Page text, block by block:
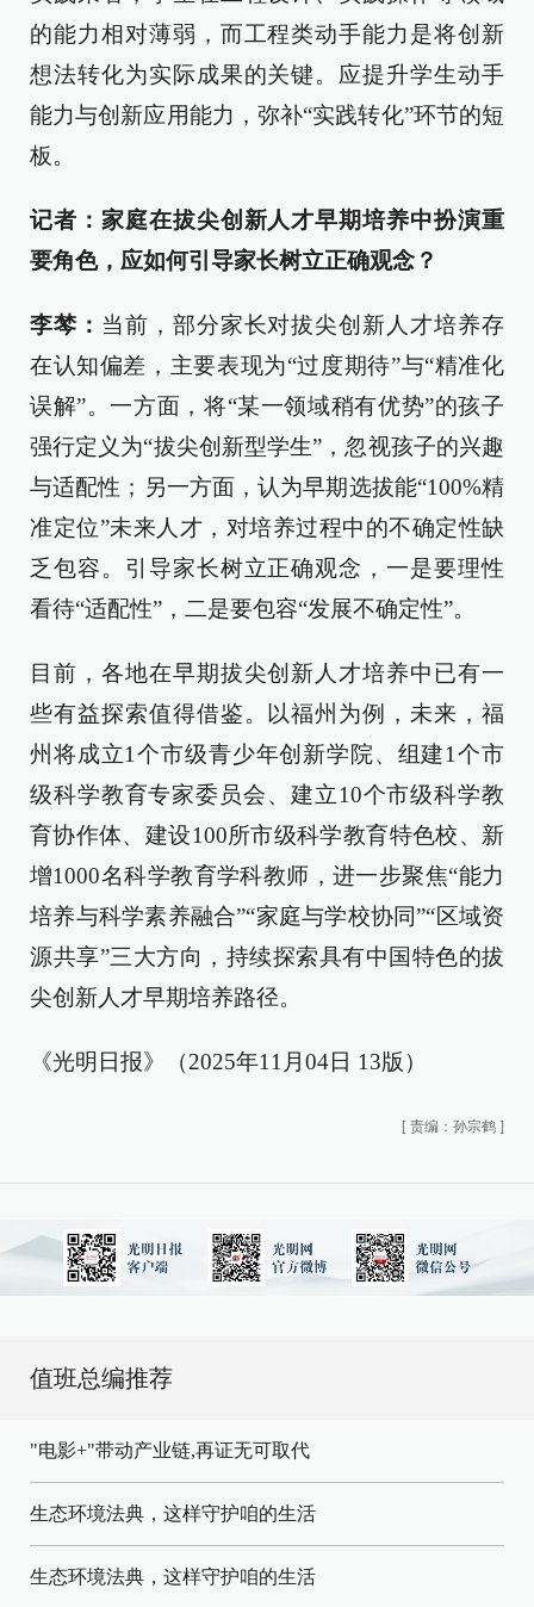
的能力相对薄弱，而工程类动手能力是将创新
想法转化为实际成果的关键。应提升学生动手
能力与创新应用能力，弥补“实践转化”环节的短
板。
记者：家庭在拔尖创新人才早期培养中扮演重
要角色，应如何引导家长树立正确观念？
李棽： 当前，部分家长对拔尖创新人才培养存
在认知偏差，主要表现为“过度期待”与“精准化
误解”。一方面，将“某一领域稍有优势”的孩子
强行定义为“拔尖创新型学生”，忽视孩子的兴趣
与适配性；另一方面，认为早期选拔能“100%精
准定位”未来人才，对培养过程中的不确定性缺
乏包容。引导家长树立正确观念，一是要理性
看待“适配性”，二是要包容“发展不确定性”。
目前，各地在早期拔尖创新人才培养中已有一
些有益探索值得借鉴。以福州为例，未来，福
州将成立1个市级青少年创新学院、组建1个市
级科学教育专家委员会、建立10个市级科学教
育协作体、建设100所市级科学教育特色校、新
增1000名科学教育学科教师，进一步聚焦“能力
培养与科学素养融合”“家庭与学校协同”“区域资
源共享”三大方向，持续探索具有中国特色的拔
尖创新人才早期培养路径。
《光明日报》（2025年11月04日 13版）
[ 责编：孙宗鹤 ]
值班总编推荐
"电影+"带动产业链,再证无可取代
生态环境法典，这样守护咱的生活
生态环境法典，这样守护咱的生活